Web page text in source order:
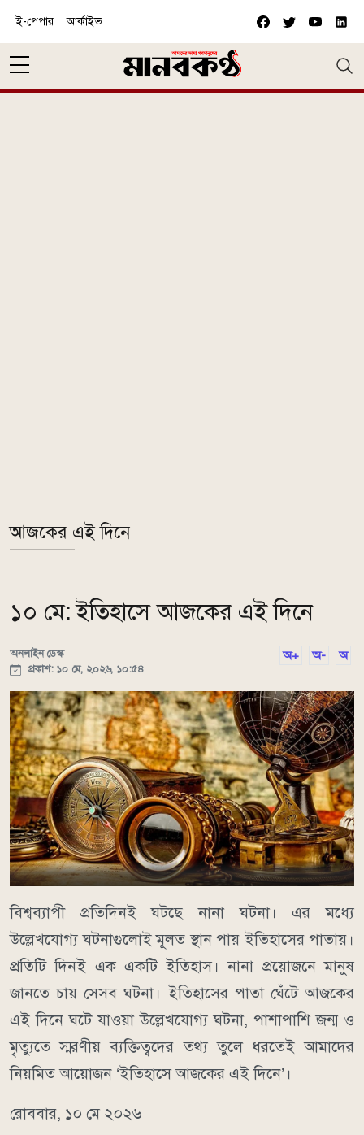
ই-পেপার আর্কাইভ
আজকের এই দিনে
১০ মে: ইতিহাসে আজকের এই দিনে
অনলাইন ডেস্ক
প্রকাশ: ১০ মে, ২০২৬, ১০:৫৪
অ+ অ- অ
বিশ্বব্যাপী প্রতিদিনই ঘটছে নানা ঘটনা। এর মধ্যে
উল্লেখযোগ্য ঘটনাগুলোই মূলত স্থান পায় ইতিহাসের পাতায়।
প্রতিটি দিনই এক একটি ইতিহাস। নানা প্রয়োজনে মানুষ
জানতে চায় সেসব ঘটনা। ইতিহাসের পাতা ঘেঁটে আজকের
এই দিনে ঘটে যাওয়া উল্লেখযোগ্য ঘটনা, পাশাপাশি জন্ম ও
মৃত্যুতে স্মরণীয় ব্যক্তিত্বদের তথ্য তুলে ধরতেই আমাদের
নিয়মিত আয়োজন ‘ইতিহাসে আজকের এই দিনে’।
রোববার, ১০ মে ২০২৬